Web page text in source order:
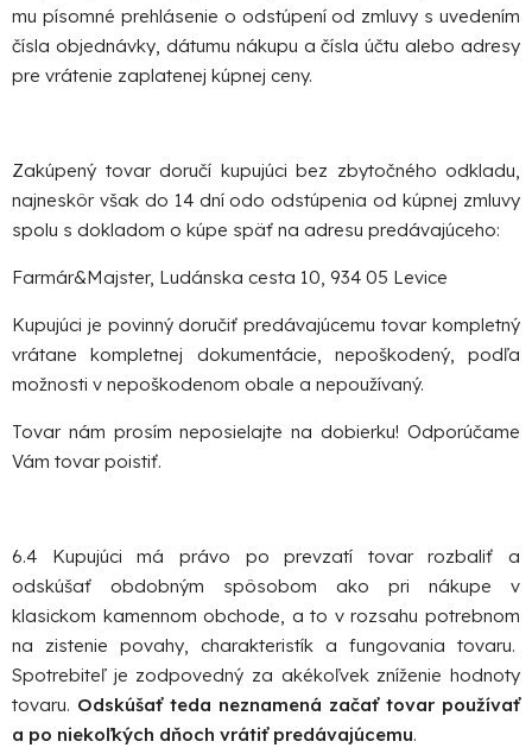
mu písomné prehlásenie o odstúpení od zmluvy s uvedením
čísla objednávky, dátumu nákupu a čísla účtu alebo adresy
pre vrátenie zaplatenej kúpnej ceny.
Zakúpený tovar doručí kupujúci bez zbytočného odkladu,
najneskôr však do 14 dní odo odstúpenia od kúpnej zmluvy
spolu s dokladom o kúpe späť na adresu predávajúceho:
Farmár&Majster, Ludánska cesta 10, 934 05 Levice
Kupujúci je povinný doručiť predávajúcemu tovar kompletný
vrátane kompletnej dokumentácie, nepoškodený, podľa
možnosti v nepoškodenom obale a nepoužívaný.
Tovar nám prosím neposielajte na dobierku! Odporúčame
Vám tovar poistiť.
6.4 Kupujúci má právo po prevzatí tovar rozbaliť a
odskúšať obdobným spôsobom ako pri nákupe v
klasickom kamennom obchode, a to v rozsahu potrebnom
na zistenie povahy, charakteristík a fungovania tovaru.
Spotrebiteľ je zodpovedný za akékoľvek zníženie hodnoty
tovaru. Odskúšať teda neznamená začať tovar používať
a po niekoľkých dňoch vrátiť predávajúcemu.